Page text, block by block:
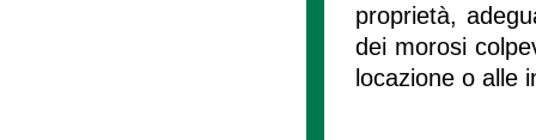
proprietà,
dei morosi
locazione o alle